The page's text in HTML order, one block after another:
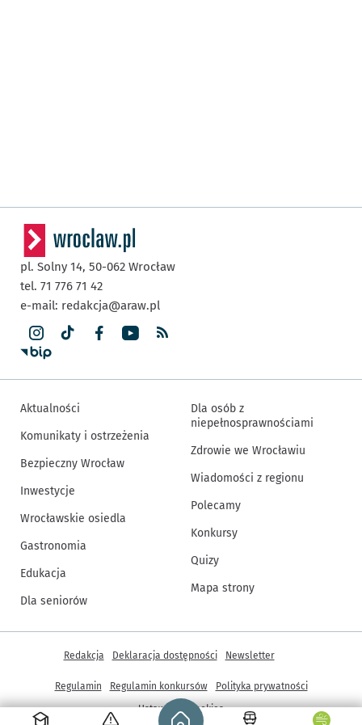
Strona główna - wroclaw.pl
pl. Solny 14, 50-062 Wrocław
tel. 71 776 71 42
e-mail: redakcja@araw.pl
Aktualności
Komunikaty i ostrzeżenia
Bezpieczny Wrocław
Inwestycje
Wrocławskie osiedla
Gastronomia
Edukacja
Dla seniorów
Dla osób z
niepełnosprawnościami
Zdrowie we Wrocławiu
Wiadomości z regionu
Polecamy
Konkursy
Quizy
Mapa strony
Inne informacje
Redakcja Deklaracja dostępności Newsletter
Regulamin Regulamin konkursów
Polityka prywatności
Ustawienia cookies